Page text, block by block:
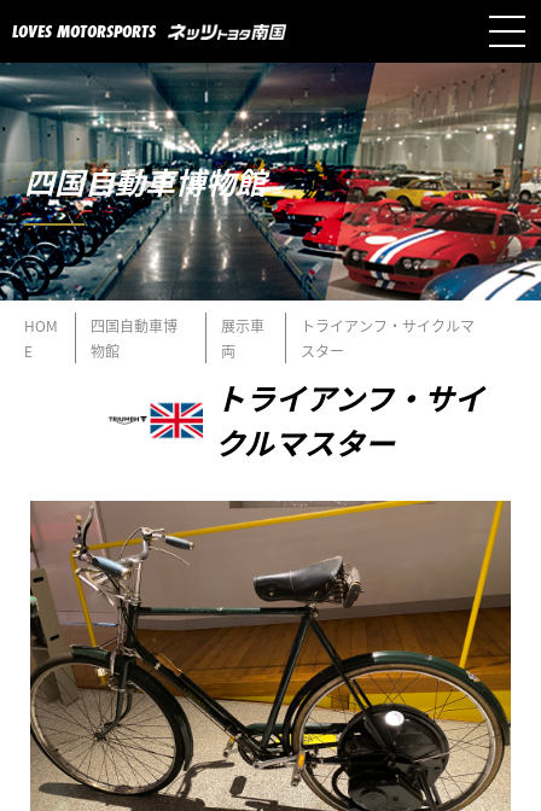
LOVES MOTORSPORTS
四国自動車博物館
HOM
E
四国自動車博
物館
展示車
両
トライアンフ・サイクルマ
スター
トライアンフ・サイ
クルマスター